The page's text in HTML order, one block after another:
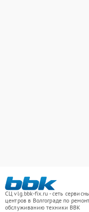
СЦ vlg.bbk-fix.ru - сеть
центров в Волгограде по
обслуживанию техники BBK